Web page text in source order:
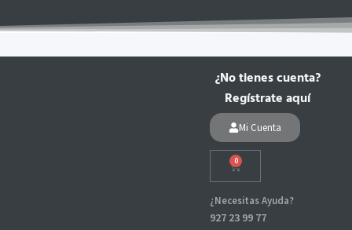
¿No tienes cuenta?
Regístrate aquí
Mi Cuenta
0
Carrito
¿Necesitas Ayuda?
927 23 99 77